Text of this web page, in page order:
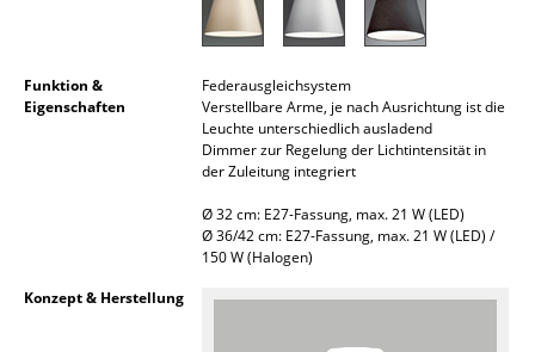
Stapelbetten
Accessoires
Funktion &
Eigenschaften
Federausgleichsystem
Verstellbare Arme, je nach Ausrichtung ist die
Leuchte unterschiedlich ausladend
Dimmer zur Regelung der Lichtintensität in
der Zuleitung integriert
Ø 32 cm: E27-Fassung, max. 21 W (LED)
Ø 36/42 cm: E27-Fassung, max. 21 W (LED) /
150 W (Halogen)
Konzept & Herstellung